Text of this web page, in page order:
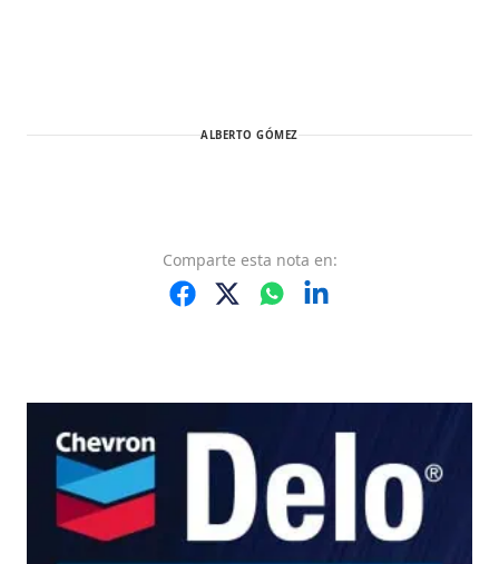
ALBERTO GÓMEZ
Comparte esta nota en: